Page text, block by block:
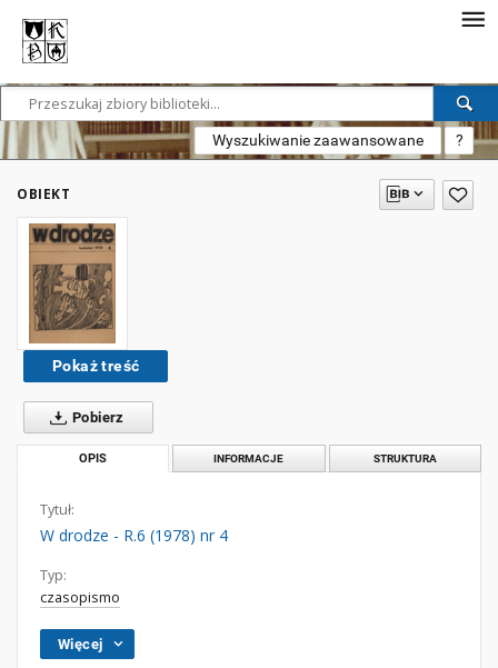
Wyszukiwanie zaawansowane ?
OBIEKT
Pokaż treść
Pobierz
OPIS INFORMACJE STRUKTURA
Tytuł:
W drodze - R.6 (1978) nr 4
Typ:
czasopismo
Więcej